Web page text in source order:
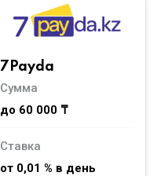
7Payda
Сумма
до 60 000 ₸
Ставка
от 0,01 % в день